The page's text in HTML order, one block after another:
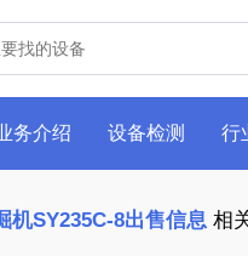
务介绍 设备检测 行
机SY235C-8出售信息 相